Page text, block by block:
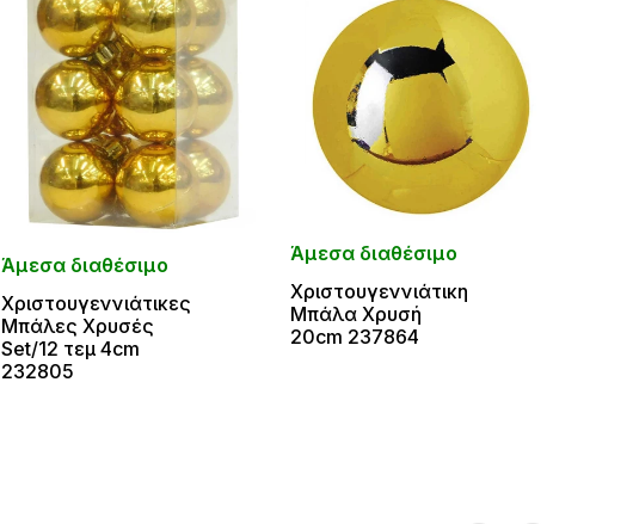
Άμεσα διαθέσιμο
Χριστουγεννιάτικες
Μπάλες Χρυσές
Set/12 τεμ 4cm
232805
Άμεσα διαθέσιμο
Χριστουγεννιάτικη
Μπάλα Χρυσή
20cm 237864